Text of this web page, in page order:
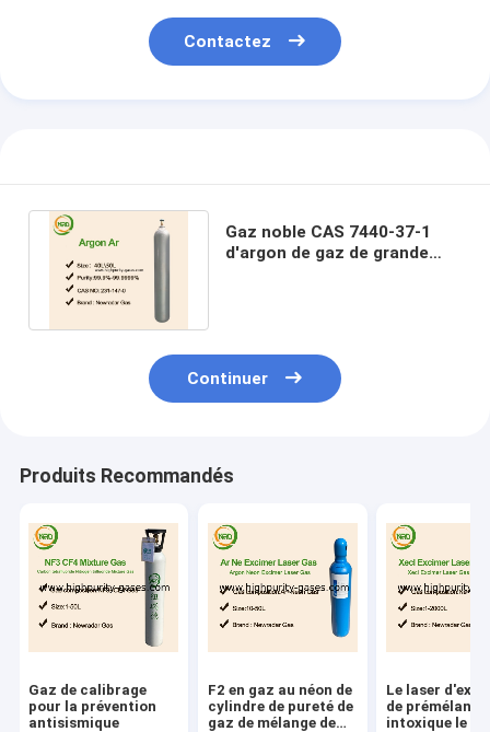
Contactez
Gaz noble CAS 7440-37-1
d'argon de gaz de grande
Continuer
Produits Recommandés
Gaz de calibrage
pour la prévention
antisismique
F2 en gaz au néon de
cylindre de pureté de
gaz de mélange de
Le laser
de prémélange
intoxique le